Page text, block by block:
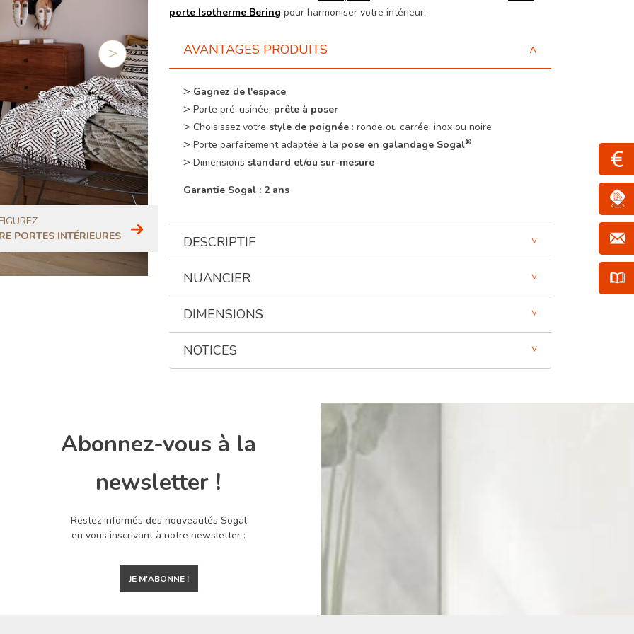
Suivant
PORTES INTÉRIEURES
porte Isotherme Bering pour harmoniser votre intérieur.
AVANTAGES PRODUITS
Gagnez de l'espace
Porte pré-usinée, prête à poser
Choisissez votre style de poignée : ronde ou carrée, inox ou noire
Porte parfaitement adaptée à la pose en galandage Sogal®
Dimensions standard et/ou sur-mesure
Garantie Sogal : 2 ans
DESCRIPTIF
NUANCIER
DIMENSIONS
NOTICES
Abonnez-vous à la
newsletter !
Restez informés des nouveautés Sogal
en vous inscrivant à notre newsletter :
JE M'ABONNE !